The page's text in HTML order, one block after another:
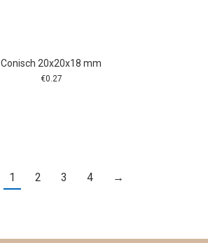
Conisch 20x20x18 mm
€0.27
1 2 3 4 →